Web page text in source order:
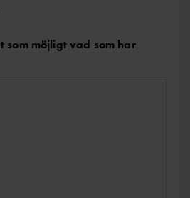
som möjligt vad som har